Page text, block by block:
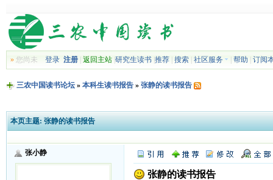
»您尚未 登录 注册| 返回主站| 研究生读书| 推荐| 搜索| 社区服务 帮助 订阅
三农中国读书论坛» 本科生读书报告» 张静的读书报告
本页主题: 张静的读书报告
张小静
张静的读书报告